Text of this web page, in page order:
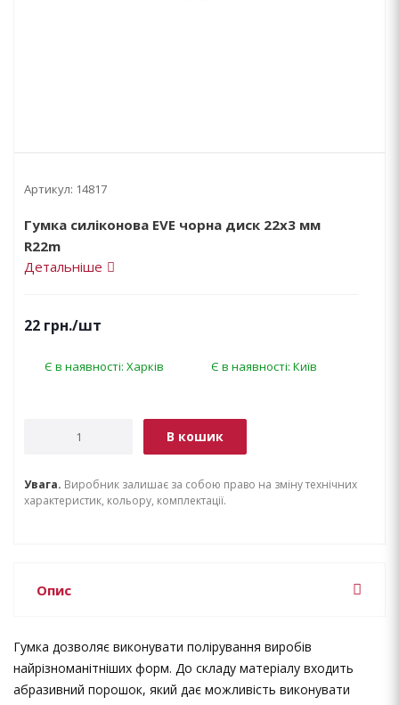
Артикул: 14817
Гумка силіконова EVE чорна диск 22х3 мм
R22m
Детальніше
22 грн./шт
Є в наявності: Харків Є в наявності: Київ
В кошик
Увага. Виробник залишає за собою право на зміну технічних
характеристик, кольору, комплектації.
Опис
Гумка дозволяє виконувати полірування виробів
найрізноманітніших форм. До складу матеріалу входить
абразивний порошок, який дає можливість виконувати